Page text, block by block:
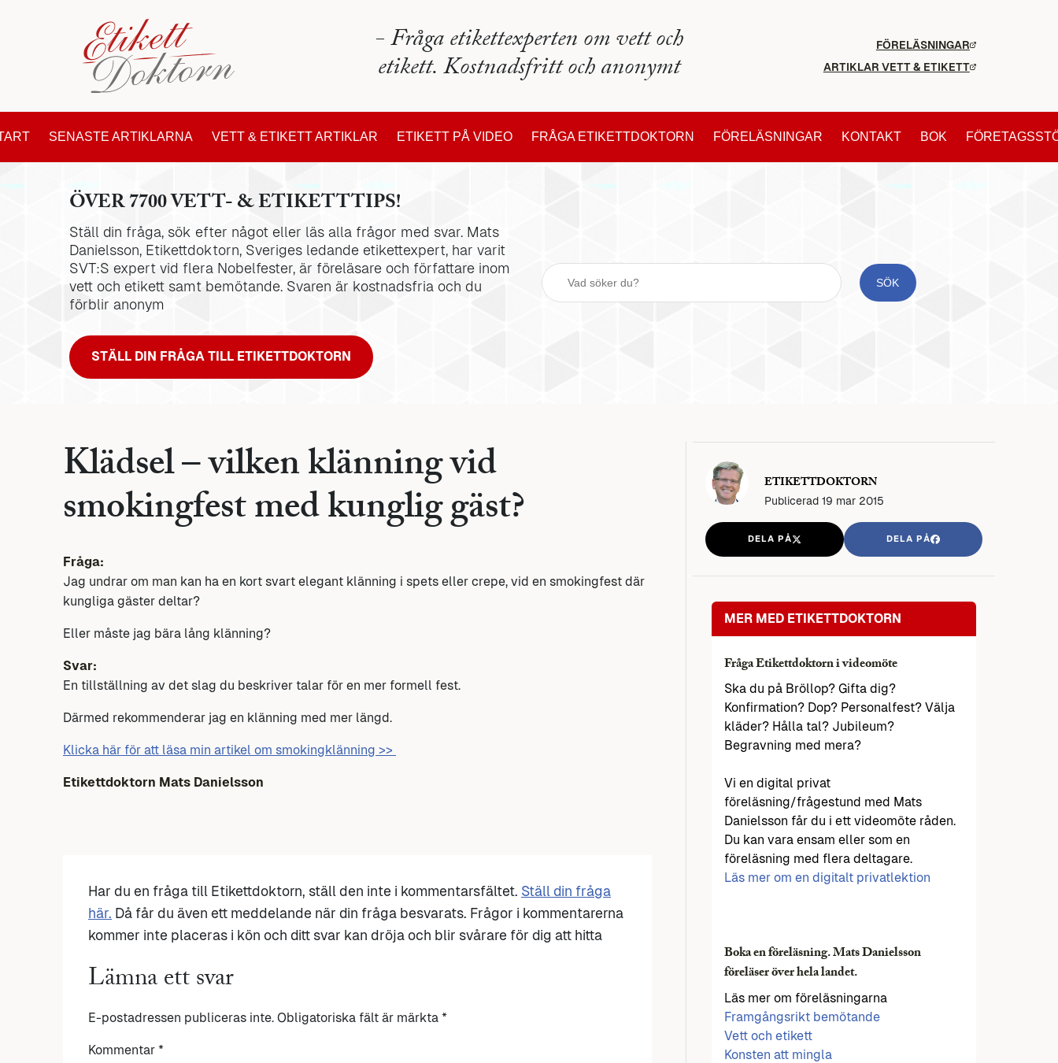
- Fråga etikettexperten om vett och
etikett. Kostnadsfritt och anonymt
FÖRELÄSNINGAR
ARTIKLAR VETT & ETIKETT
SENASTE ARTIKLARNA VETT & ETIKETT ARTIKLAR ETIKETT PÅ VIDEO FRÅGA ETIKETTDOKTORN FÖRELÄSNINGAR KONTAKT BOK
ÖVER 7700 VETT- & ETIKETTTIPS!
Ställ din fråga, sök efter något eller läs alla frågor med svar. Mats
Danielsson, Etikettdoktorn, Sveriges ledande etikettexpert, har varit
SVT:S expert vid flera Nobelfester, är föreläsare och författare inom
vett och etikett samt bemötande. Svaren är kostnadsfria och du
förblir anonym
STÄLL DIN FRÅGA TILL ETIKETTDOKTORN
Klädsel – vilken klänning vid
smokingfest med kunglig gäst?
Fråga:
Jag undrar om man kan ha en kort svart elegant klänning i spets eller crepe, vid en smokingfest där
kungliga gäster deltar?
Eller måste jag bära lång klänning?
Svar:
En tillställning av det slag du beskriver talar för en mer formell fest.
Därmed rekommenderar jag en klänning med mer längd.
Klicka här för att läsa min artikel om smokingklänning >>
Etikettdoktorn Mats Danielsson
Har du en fråga till Etikettdoktorn, ställ den inte i kommentarsfältet. Ställ din fråga
här. Då får du även ett meddelande när din fråga besvarats. Frågor i kommentarerna
kommer inte placeras i kön och ditt svar kan dröja och blir svårare för dig att hitta
Lämna ett svar
E-postadressen publiceras inte. Obligatoriska fält är märkta *
Kommentar *
ETIKETTDOKTORN
Publicerad 19 mar 2015
DELA PÅ DELA PÅ
MER MED ETIKETTDOKTORN
Fråga Etikettdoktorn i videomöte
Ska du på Bröllop? Gifta dig?
Konfirmation? Dop? Personalfest? Välja
kläder? Hålla tal? Jubileum?
Begravning med mera?
Vi en digital privat
föreläsning/frågestund med Mats
Danielsson får du i ett videomöte råden.
Du kan vara ensam eller som en
föreläsning med flera deltagare.
Läs mer om en digitalt privatlektion
Boka en föreläsning. Mats Danielsson
föreläser över hela landet.
Läs mer om föreläsningarna
Framgångsrikt bemötande
Vett och etikett
Konsten att mingla